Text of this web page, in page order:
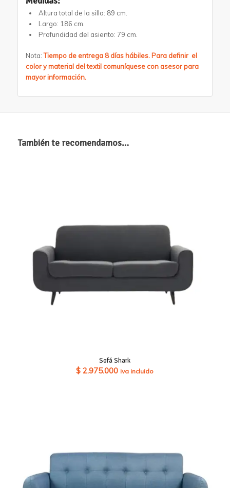
Altura total de la silla: 89 cm.
Largo: 186 cm.
Profundidad del asiento: 79 cm.
Nota:Tiempo de entrega 8 días hábiles. Para definir el
color y material del textil comuníquese con asesor para
mayor información.
También te recomendamos…
Sofá Shark
$ 2.975.000 iva incluido